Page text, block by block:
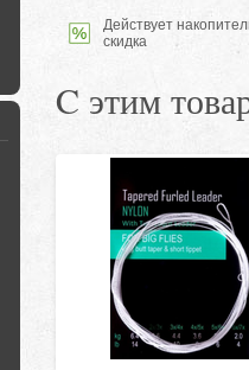
Действует
скидка
C этим